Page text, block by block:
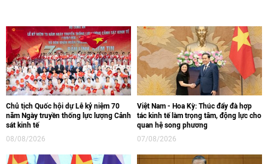
Chủ tịch Quốc hội dự Lễ kỷ niệm 70
năm Ngày truyền thống lực lượng Cảnh
sát kinh tế
08/08/2026
Việt Nam - Hoa Kỳ: Thúc đẩy đà hợp
tác kinh tế làm trọng tâm, động lực cho
quan hệ song phương
07/08/2026